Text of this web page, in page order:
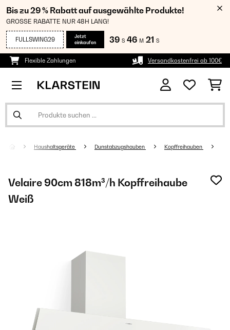
Bis zu 29 % Rabatt auf ausgewählte Produkte!
GROSSE RABATTE NUR 48H LANG!
FULLSWING29
Jetzt
einkaufen
39 S 46 M 21 S
Flexible Zahlungen Versandkostenfrei ab 100€
Haushaltsgeräte Dunstabzugshauben Kopffreihauben
Velaire 90cm 818m³/h Kopffreihaube
Weiß